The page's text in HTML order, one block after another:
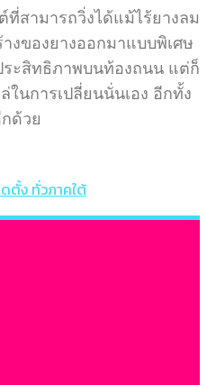
สามารถวิ่งได้แม้ไร้ยางลม
งของยางออกมาแบบพิเศษ
ระสิทธิภาพบนท้องถนน แต่ก็
ในการเปลี่ยนนั่นเอง อีกทั้ง
ด้วย